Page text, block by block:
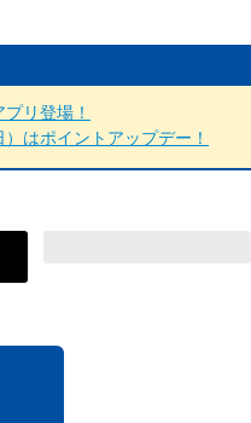
リ登場！
はポイントアップデー！